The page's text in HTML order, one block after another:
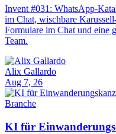
Invent #031: WhatsApp-
im Chat, wischbare
Formulare im Chat und eine
Team.
Alix Gallardo
Aug 7, 26
Branche
KI für